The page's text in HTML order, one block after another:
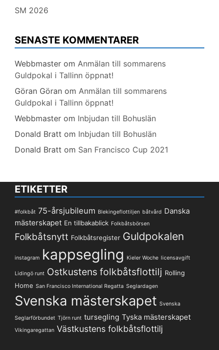
SM 2026
SENASTE KOMMENTARER
Webbmaster om Anmälan till sommarens
Guldpokal i Tallinn öppnat!
Göran Göran om Anmälan till sommarens
Guldpokal i Tallinn öppnat!
Webbmaster om Inbjudan till Bohuslän
Donald Bratt om Inbjudan till Bohuslän
Donald Bratt om San Francisco Cup 2021
ETIKETTER
#folkbåt 75-årsjubileum Blekingeflottiljen båtvård Danska
mästerskapet En tillbakablick Folkbåtsbörsen
Folkbåtsnytt Folkbåtsregister Guldpokalen
instagram kappsegling Kieler Woche licensavgift
Lidingö runt Ostkustens folkbåtsflottilj Rolling
Home San Francisco International Regatta Seglardagen
Svenska mästerskapet Svenska
Seglarförbundet Tjörn runt tursegling Tyska mästerskapet
Vikingaregattan Västkustens folkbåtsflottilj